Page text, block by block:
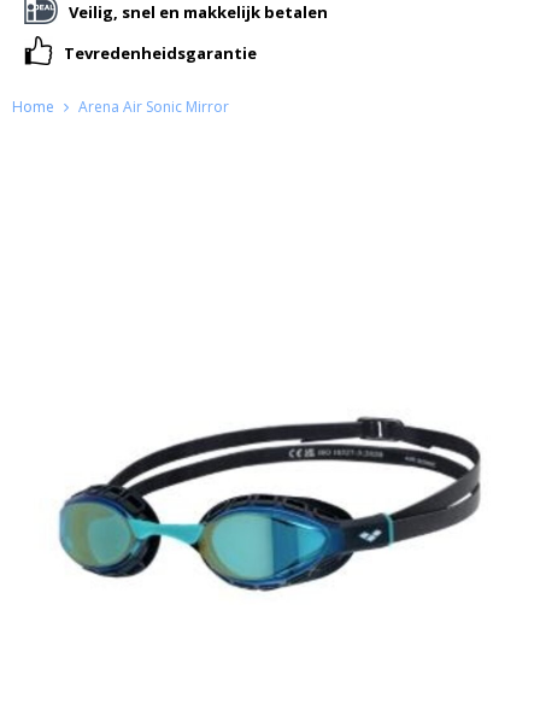
Veilig, snel en makkelijk betalen
Tevredenheidsgarantie
Home Arena Air Sonic Mirror